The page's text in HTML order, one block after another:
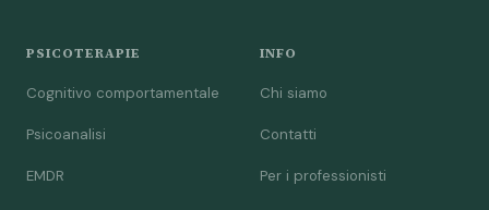
PSICOTERAPIE
Cognitivo comportamentale
Psicoanalisi
EMDR
INFO
Chi siamo
Contatti
Per i professionisti